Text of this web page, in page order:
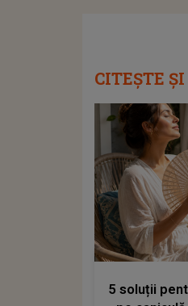
CITEȘTE ȘI
5 soluții